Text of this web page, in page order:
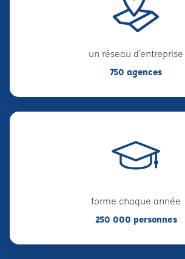
un réseau d'entreprise
750 agences
forme chaque année
250 000 personnes